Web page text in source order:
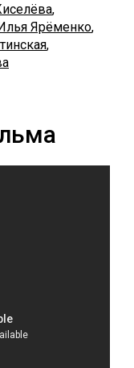
,
Ярёменко,
,